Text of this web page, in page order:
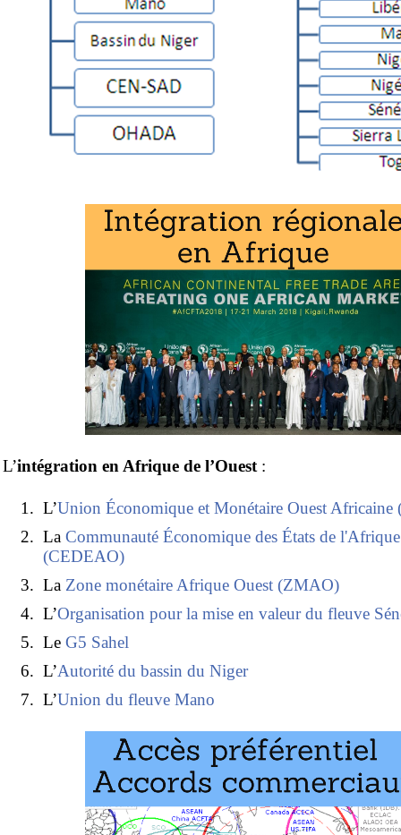
L’intégration en Afrique de l’Ouest:
L’Union Économique et Monétaire Ouest
La Communauté Économique des États de
(CEDEAO)
La Zone monétaire Afrique Ouest (ZMAO)
L’Organisation pour la mise en valeur du fleuve
Le G5 Sahel
L’Autorité du bassin du Niger
L’Union du fleuve Mano